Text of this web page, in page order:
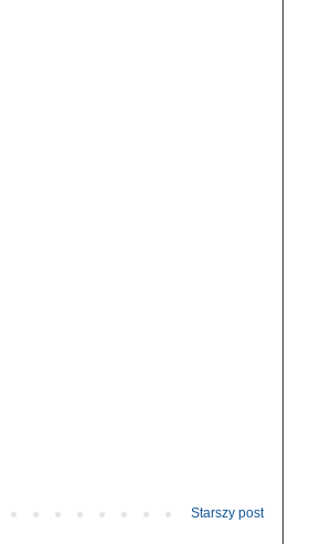
Starszy post